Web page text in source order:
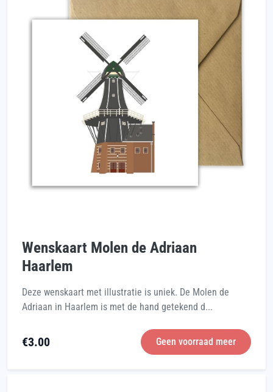
Wenskaart Molen de Adriaan
Haarlem
Deze wenskaart met illustratie is uniek. De Molen de
Adriaan in Haarlem is met de hand getekend d...
€3.00 Geen voorraad meer